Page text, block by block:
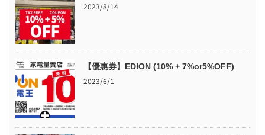
2023/8/14
【優惠券】EDION (10% + 7%or5%OFF)
2023/6/1